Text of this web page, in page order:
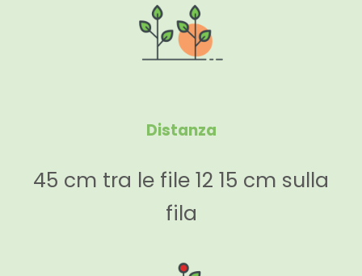
Distanza
45 cm tra le file 12 15 cm sulla
fila